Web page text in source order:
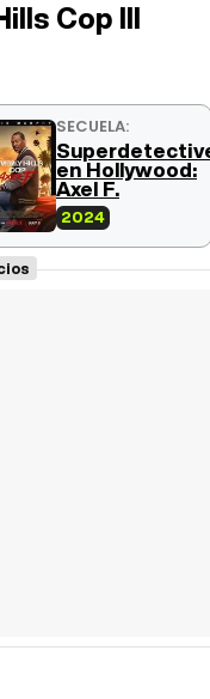
Cop III
SECUELA:
en Hollywood:
Axel F.
2024